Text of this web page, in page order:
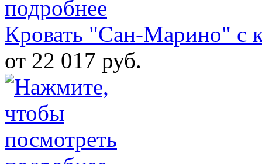
Кровать "Сан-Марино" с
от 22 017 руб.